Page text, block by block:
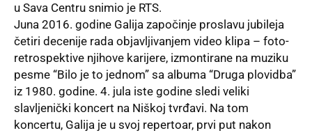
u Sava Centru snimio je RTS.
Juna 2016. godine Galija započinje proslavu jubileja
četiri decenije rada objavljivanjem video klipa – foto-
retrospektive njihove karijere, izmontirane na muziku
pesme “Bilo je to jednom” sa albuma “Druga plovidba”
iz 1980. godine. 4. jula iste godine sledi veliki
slavljenički koncert na Niškoj tvrđavi. Na tom
koncertu, Galija je u svoj repertoar, prvi put nakon